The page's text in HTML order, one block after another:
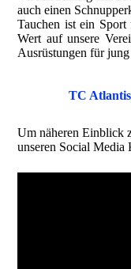
auch einen
Tauchen ist ein
Wert auf unsere
Ausrüstungen für jung
TC
Um näheren Einblick
unseren Social Media